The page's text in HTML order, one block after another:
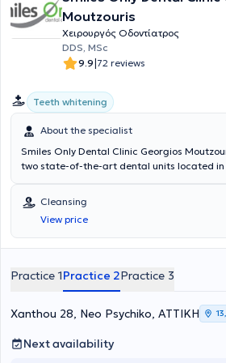
Moutzouris
Χειρουργός Οδοντίατρος
DDS, MSc
9.9|72 reviews
Teeth whitening
About the specialist
Smiles Only Dental Clinic Georgios
two state-of-the-art dental units located in
sterilization and disinfection devices, in
international standards and protocols. Our
quality, comprehensive dental care in a
environment with advanced equipment
desires, ensuring a completely pain-free
to provide a holistic approach to cases and
successful outcome of your treatment.
Cleansing
View price
Practice 1Practice 2Practice 3
Xanthou 28, Neo Psychiko, ΑΤΤΙΚΗ
Next availability